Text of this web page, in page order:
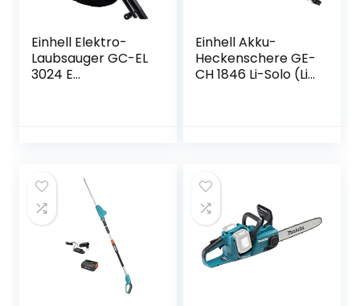
Einhell Elektro-
Laubsauger GC-EL
3024 E
Blasgeschwindigke
it 240 km/h,
Fangsack 40 L)
Einhell Akku-
Heckenschere GE-
CH 1846 Li-Solo (Li-